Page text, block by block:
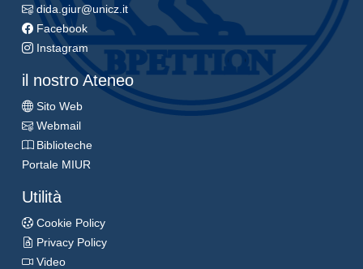
dida.giur@unicz.it
Facebook
Instagram
il nostro Ateneo
Sito Web
Webmail
Biblioteche
Portale MIUR
Utilità
Cookie Policy
Privacy Policy
Video